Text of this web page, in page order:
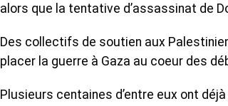
alors que la tentative d’assassinat de
Des collectifs de soutien aux
placer la guerre à Gaza au coeur des
Plusieurs centaines d’entre eux ont